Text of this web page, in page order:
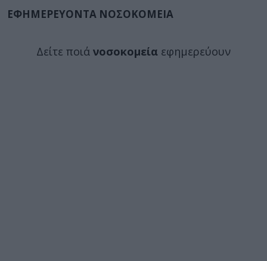
ΕΦΗΜΕΡΕΥΟΝΤΑ ΝΟΣΟΚΟΜΕΙΑ
Δείτε ποιά νοσοκομεία εφημερεύουν